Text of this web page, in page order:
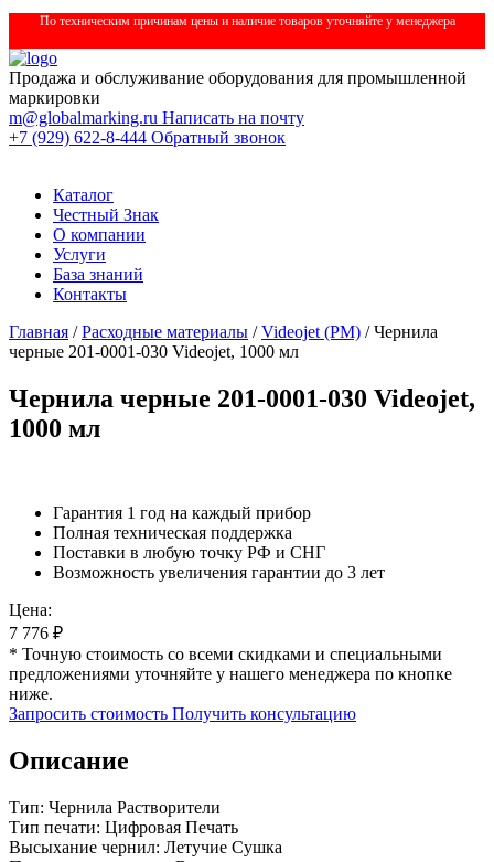
По техническим причинам цены и наличие товаров уточняйте у менеджера
Продажа и обслуживание оборудования для промышленной
маркировки
m@globalmarking.ru Написать на почту
+7 (929) 622-8-444 Обратный звонок
Каталог
Честный Знак
О компании
Услуги
База знаний
Контакты
Главная /Расходные материалы /Videojet (РМ) / Чернила
черные 201-0001-030 Videojet, 1000 мл
Чернила черные 201-0001-030 Videojet,
1000 мл
Гарантия 1 год на каждый прибор
Полная техническая поддержка
Поставки в любую точку РФ и СНГ
Возможность увеличения гарантии до 3 лет
Цена:
7 776 ₽
* Точную стоимость со всеми скидками и специальными
предложениями уточняйте у нашего менеджера по кнопке
ниже.
Запросить стоимость Получить консультацию
Описание
Тип: Чернила Растворители
Тип печати: Цифровая Печать
Высыхание чернил: Летучие Сушка